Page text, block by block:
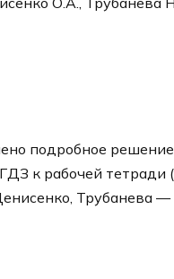
подробное
к рабочей
Трубанева —